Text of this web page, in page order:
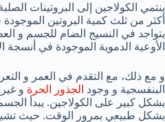
ينتمي الكولاجين إلى البروتينات
أكثر من ثلث كمية البروتين
يتواجد في النسيج الضام للجسم و
الأوعية الدموية الموجودة في أنسجة
و مع ذلك، مع التقدم في العمر و
البنفسجية و وجود الجذور الحرة و
بشكل كبير على الكولاجين. يبدأ
بشكل طبيعي بمرور الوقت. حيث